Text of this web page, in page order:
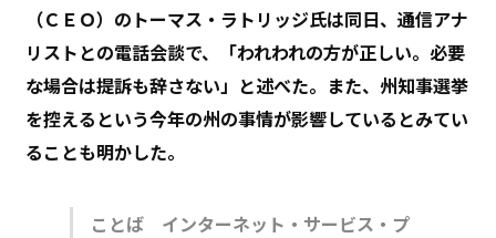
（ＣＥＯ）のトーマス・ラトリッジ氏は同日、通信アナ
リストとの電話会談で、「われわれの方が正しい。必要
な場合は提訴も辞さない」と述べた。また、州知事選挙
を控えるという今年の州の事情が影響しているとみてい
ることも明かした。
ことば インターネット・サービス・プ